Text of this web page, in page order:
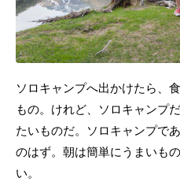
ソロキャンプへ出かけたら、
もの。けれど、ソロキャンプ
たいものだ。ソロキャンプで
のはず。朝は簡単にうまいも
い。